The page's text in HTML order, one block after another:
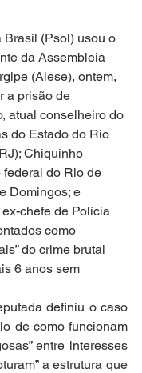
Brasil (Psol) usou o
da Assembleia
(Alese), ontem,
a prisão de
atual conselheiro do
do Estado do Rio
Chiquinho
federal do Rio de
Domingos; e
chefe de Polícia
como
do crime brutal
6 anos sem
definiu o caso
de como funcionam
entre interesses
a estrutura que